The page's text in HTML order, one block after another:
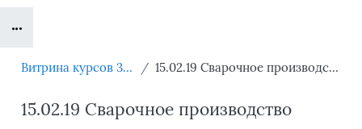
Витрина курсов 3KL 15.02.19 Сварочное производство
15.02.19 Сварочное производство